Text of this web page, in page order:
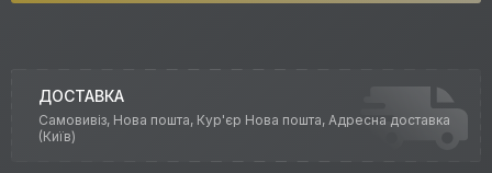
ДОСТАВКА
Самовивіз, Нова пошта, Кур'єр Нова пошта, Адресна доставка
(Київ)